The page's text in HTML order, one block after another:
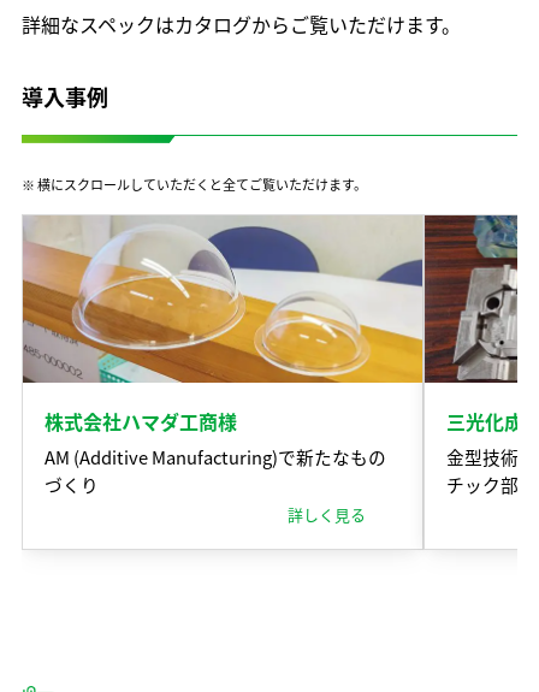
詳細なスペックはカタログからご覧いただけます。
導入事例
※ 横にスクロールしていただくと全てご覧いただけます。
株式会社ハマダ工商様
AM (Additive Manufacturing)で新たなもの
づくり
詳しく見る
三光化成
金型技術
チック部